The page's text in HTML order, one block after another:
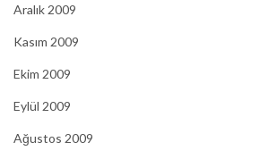
Aralık 2009
Kasım 2009
Ekim 2009
Eylül 2009
Ağustos 2009